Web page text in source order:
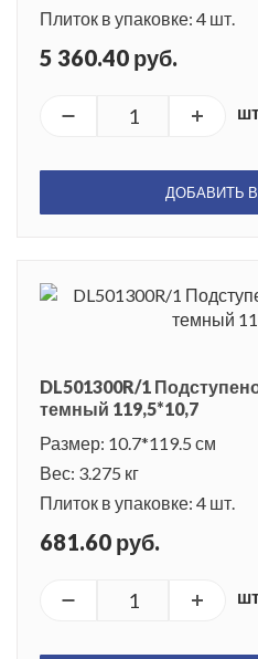
Плиток в упаковке: 4 шт.
5 360.40 руб.
ДОБАВИТЬ
DL501300R/1
темный 119,5*10,7
Размер: 10.7*119.5 см
Вес: 3.275 кг
Плиток в упаковке: 4 шт.
681.60 руб.